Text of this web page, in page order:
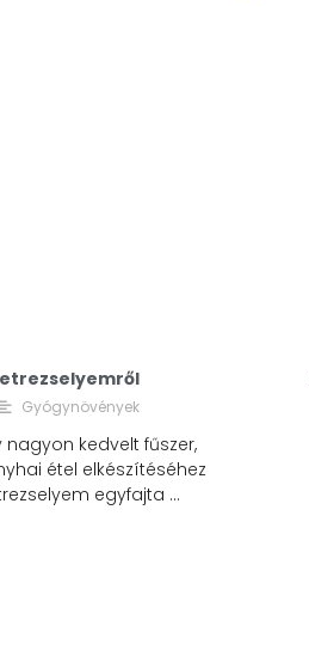
Gyógynövények
kedvelt fűszer,
étel elkészítéséhez
egyfajta …